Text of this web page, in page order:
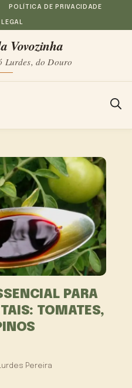
POLÍTICA DE PRIVACIDADE
Vovozinha
Lurdes, do Douro
PARA
TOMATES,
Pereira